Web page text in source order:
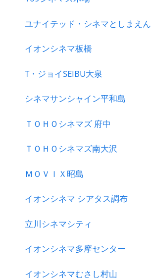
ユナイテッド・シネマとしまえん
イオンシネマ板橋
T・ジョイSEIBU大泉
シネマサンシャイン平和島
ＴＯＨＯシネマズ 府中
ＴＯＨＯシネマズ南大沢
ＭＯＶＩＸ昭島
イオンシネマ シアタス調布
立川シネマシティ
イオンシネマ多摩センター
イオンシネマむさし村山